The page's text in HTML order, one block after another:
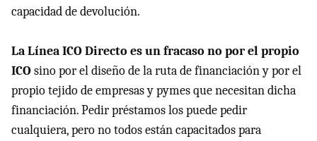
capacidad de devolución.
La LíneaICODirecto es un fracaso no por el propio
ICOsino por el diseño de la ruta de financiación y por el
propio tejido de empresas y pymes que necesitan dicha
financiación. Pedir préstamos los puede pedir
cualquiera, pero no todos están capacitados para